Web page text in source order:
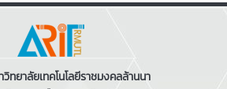
ทยาลัยเทคโนโลยีราชมงคลล้านนา